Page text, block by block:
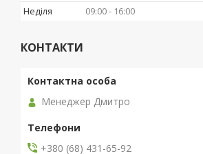
Неділя
09:00 16:00
КОНТАКТИ
Менеджер Дмитро
+380 (68) 431-65-92